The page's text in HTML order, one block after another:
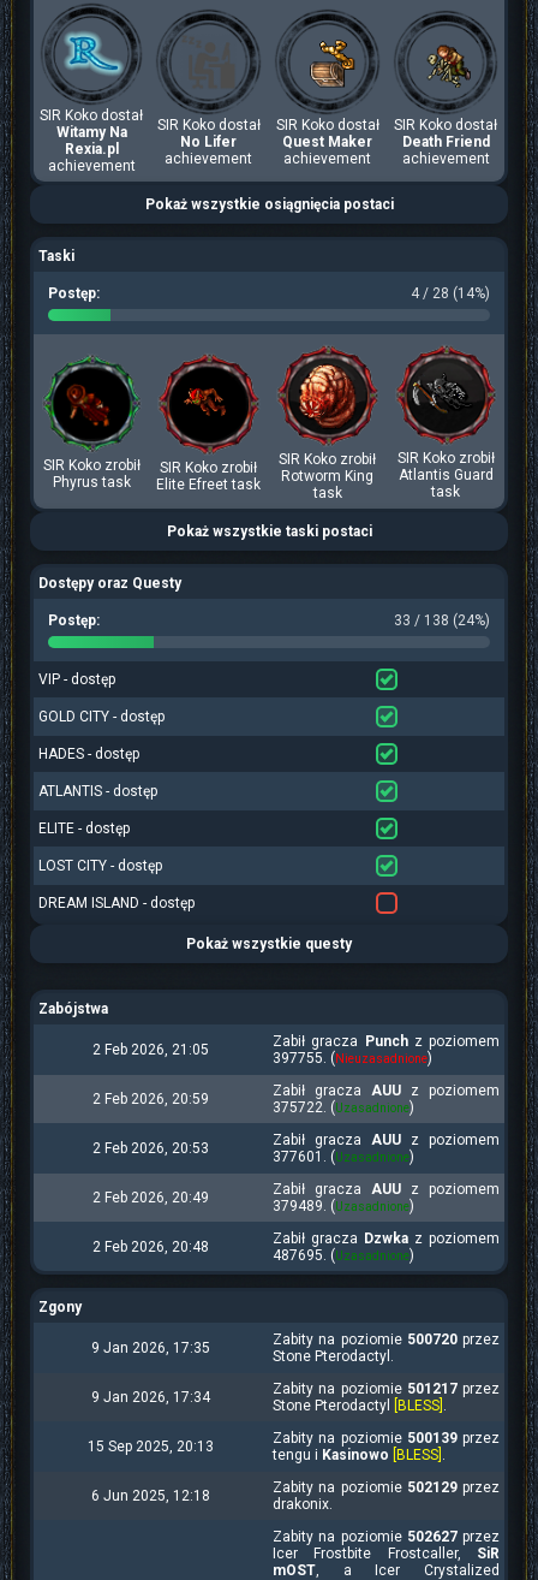
SIR Koko dostał
Witamy Na
Rexia.pl
achievement
SIR Koko dostał
No Lifer
achievement
SIR Koko dostał
Quest Maker
achievement
SIR Koko dostał
Death Friend
achievement
Pokaż wszystkie osiągnięcia postaci
Taski
Postęp: 4 / 28 (14%)
SIR Koko zrobił
Phyrus task
SIR Koko zrobił
Elite Efreet task
SIR Koko zrobił
Rotworm King
task
SIR Koko zrobił
Atlantis Guard
task
Pokaż wszystkie taski postaci
Dostępy oraz Questy
Postęp: 33 / 138 (24%)
VIP - dostęp
GOLD CITY - dostęp
HADES - dostęp
ATLANTIS - dostęp
ELITE - dostęp
LOST CITY - dostęp
DREAM ISLAND - dostęp
Pokaż wszystkie questy
Zabójstwa
2 Feb 2026, 21:05 Zabił gracza Punchz poziomem
397755. ( Nieuzasadnione)
2 Feb 2026, 20:59 Zabił gracza AUU z poziomem
375722. ( Uzasadnione)
2 Feb 2026, 20:53 Zabił gracza AUU z poziomem
377601. ( Uzasadnione)
2 Feb 2026, 20:49 Zabił gracza AUU z poziomem
379489. ( Uzasadnione)
2 Feb 2026, 20:48 Zabił gracza Dzwka z poziomem
487695. ( Uzasadnione)
Zgony
9 Jan 2026, 17:35 Zabity na poziomie 500720przez
Stone Pterodactyl.
9 Jan 2026, 17:34 Zabity na poziomie 501217przez
Stone Pterodactyl
[BLESS] .
15 Sep 2025, 20:13 Zabity na poziomie 500139przez
tengu i Kasinowo [BLESS] .
6 Jun 2025, 12:18 Zabity na poziomie 502129przez
drakonix.
Zabity na poziomie 502627przez
Icer Frostbite Frostcaller, SiR
mOST, a Icer Crystalized